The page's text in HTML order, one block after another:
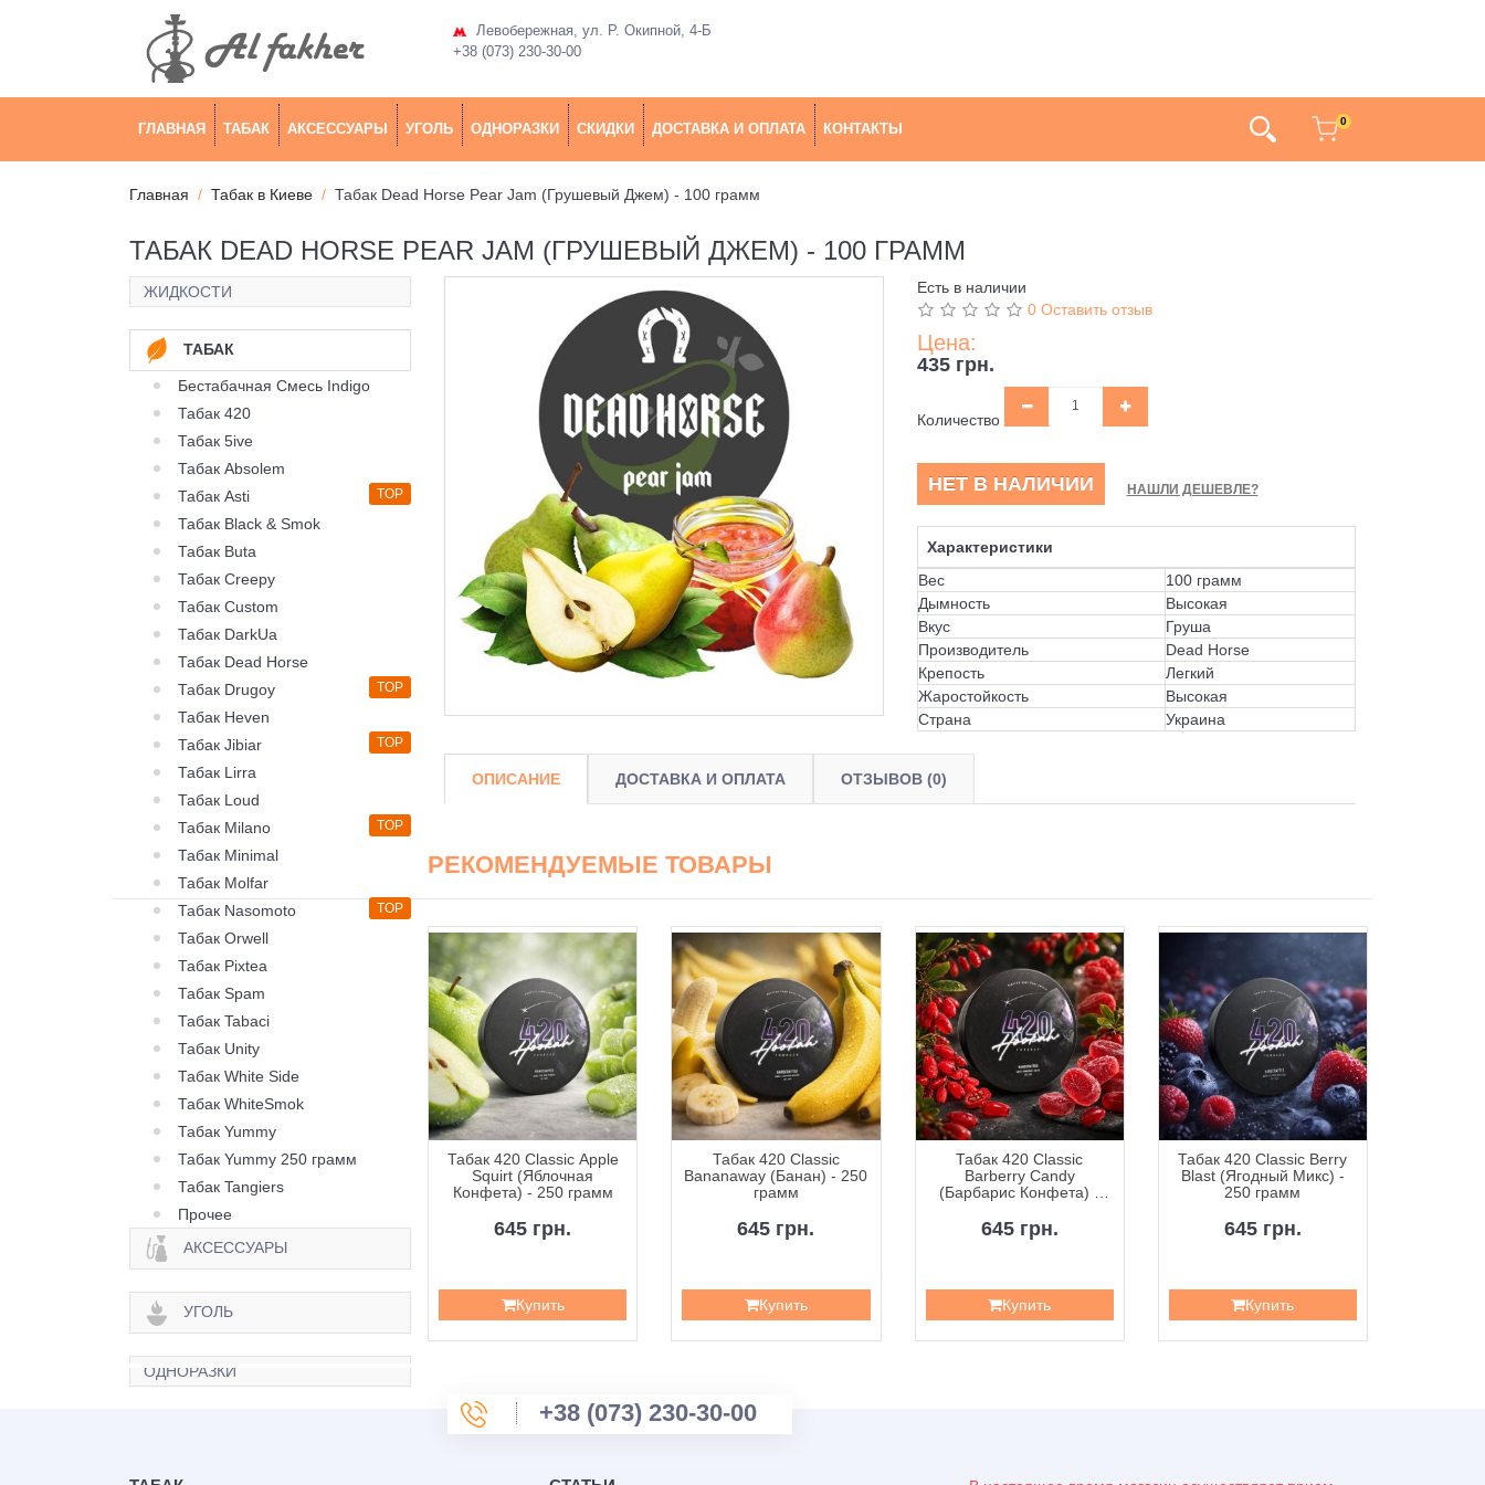
Левобережная, ул. Р. Окипной, 4-Б
+38 (073) 230-30-00
ГЛАВНАЯ ТАБАК АКСЕССУАРЫ УГОЛЬ ОДНОРАЗКИ СКИДКИ ДОСТАВКА И ОПЛАТА КОНТАКТЫ 0
Главная Табак в Киеве Табак Dead Horse Pear Jam (Грушевый Джем) - 100 грамм
ТАБАК DEAD HORSE PEAR JAM (ГРУШЕВЫЙ ДЖЕМ) - 100 ГРАММ
ЖИДКОСТИ
ТАБАК
Бестабачная Смесь Indigo
Табак 420
Табак 5ive
Табак Absolem
Табак Asti
TOP
Табак Black & Smok
Табак Buta
Табак Creepy
Табак Custom
Табак DarkUa
Табак Dead Horse
Табак Drugoy
TOP
Табак Heven
Табак Jibiar
TOP
Табак Lirra
Табак Loud
Табак Milano
TOP
Табак Minimal
Табак Molfar
Табак Nasomoto
TOP
Табак Orwell
Табак Pixtea
Табак Spam
Табак Tabaci
Табак Unity
Табак White Side
Табак WhiteSmok
Табак Yummy
Табак Yummy 250 грамм
Табак Tangiers
Прочее
АКСЕССУАРЫ
УГОЛЬ
ОДНОРАЗКИ
Есть в наличии
0 Оставить отзыв
Цена:
435 грн.
Количество
НЕТ В НАЛИЧИИ НАШЛИ ДЕШЕВЛЕ?
Характеристики
Вес
100 грамм
Дымность
Высокая
Вкус
Груша
Производитель
Dead Horse
Крепость
Легкий
Жаростойкость
Высокая
Страна
Украина
ОПИСАНИЕ ДОСТАВКА И ОПЛАТА ОТЗЫВОВ (0)
РЕКОМЕНДУЕМЫЕ ТОВАРЫ
Табак 420 Classic Frost
Зен) - 100 грамм
335 грн.
Табак 420 Classic Apple
Squirt (Яблочная
Конфета) - 250 грамм
645 грн.
Купить
Табак 420 Classic
Bananaway (Банан) - 250
грамм
645 грн.
Купить
Табак 420 Classic
Barberry Candy
(Барбарис Конфета) -
645 грн.
Купить
Табак 420 Classic Berry
Blast (Ягодный Микс) -
250 грамм
645 грн.
Купить
+38 (073) 230-30-00